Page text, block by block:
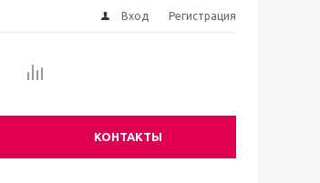
Вход Регистрация
КОНТАКТЫ